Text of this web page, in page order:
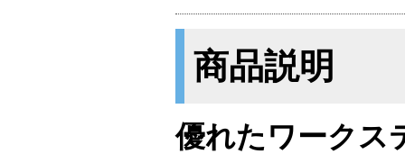
商品説明
優れたワークス